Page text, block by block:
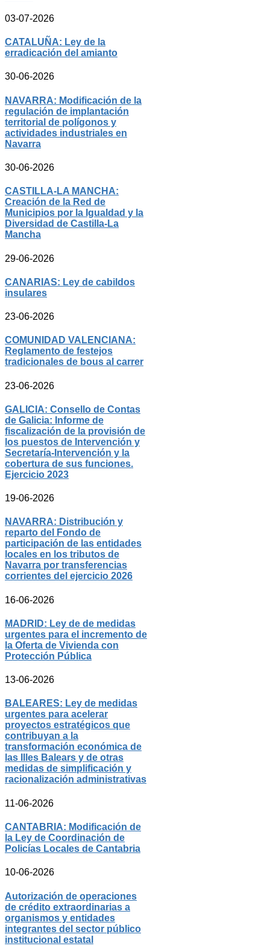
03-07-2026
CATALUÑA: Ley de la
erradicación del amianto
30-06-2026
NAVARRA: Modificación de la
regulación de implantación
territorial de polígonos y
actividades industriales en
Navarra
30-06-2026
CASTILLA-LA MANCHA:
Creación de la Red de
Municipios por la Igualdad y la
Diversidad de Castilla-La
Mancha
29-06-2026
CANARIAS: Ley de cabildos
insulares
23-06-2026
COMUNIDAD VALENCIANA:
Reglamento de festejos
tradicionales de bous al carrer
23-06-2026
GALICIA: Consello de Contas
de Galicia: Informe de
fiscalización de la provisión de
los puestos de Intervención y
Secretaría-Intervención y la
cobertura de sus funciones.
Ejercicio 2023
19-06-2026
NAVARRA: Distribución y
reparto del Fondo de
participación de las entidades
locales en los tributos de
Navarra por transferencias
corrientes del ejercicio 2026
16-06-2026
MADRID: Ley de de medidas
urgentes para el incremento de
la Oferta de Vivienda con
Protección Pública
13-06-2026
BALEARES: Ley de medidas
urgentes para acelerar
proyectos estratégicos que
contribuyan a la
transformación económica de
las Illes Balears y de otras
medidas de simplificación y
racionalización administrativas
11-06-2026
CANTABRIA: Modificación de
la Ley de Coordinación de
Policías Locales de Cantabria
10-06-2026
Autorización de operaciones
de crédito extraordinarias a
organismos y entidades
integrantes del sector público
institucional estatal